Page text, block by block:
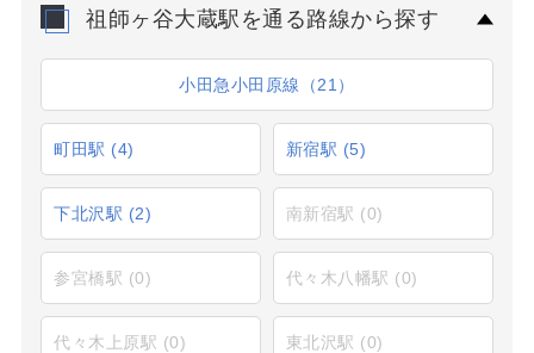
祖師ヶ谷大蔵駅を通る路線から探す
小田急小田原線（21）
町田駅 (4) 新宿駅 (5)
下北沢駅 (2) 南新宿駅 (0)
参宮橋駅 (0) 代々木八幡駅 (0)
代々木上原駅 (0) 東北沢駅 (0)